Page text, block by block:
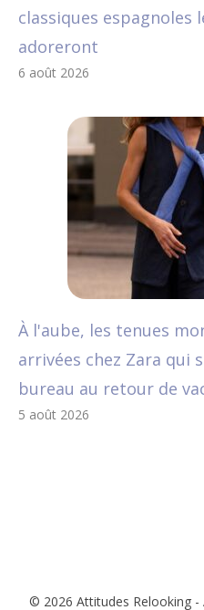
classiques espagnoles
adoreront
6 août 2026
À l'aube, les tenues
arrivées chez Zara qui
bureau au retour de
5 août 2026
© 2026 Attitudes Relooking -